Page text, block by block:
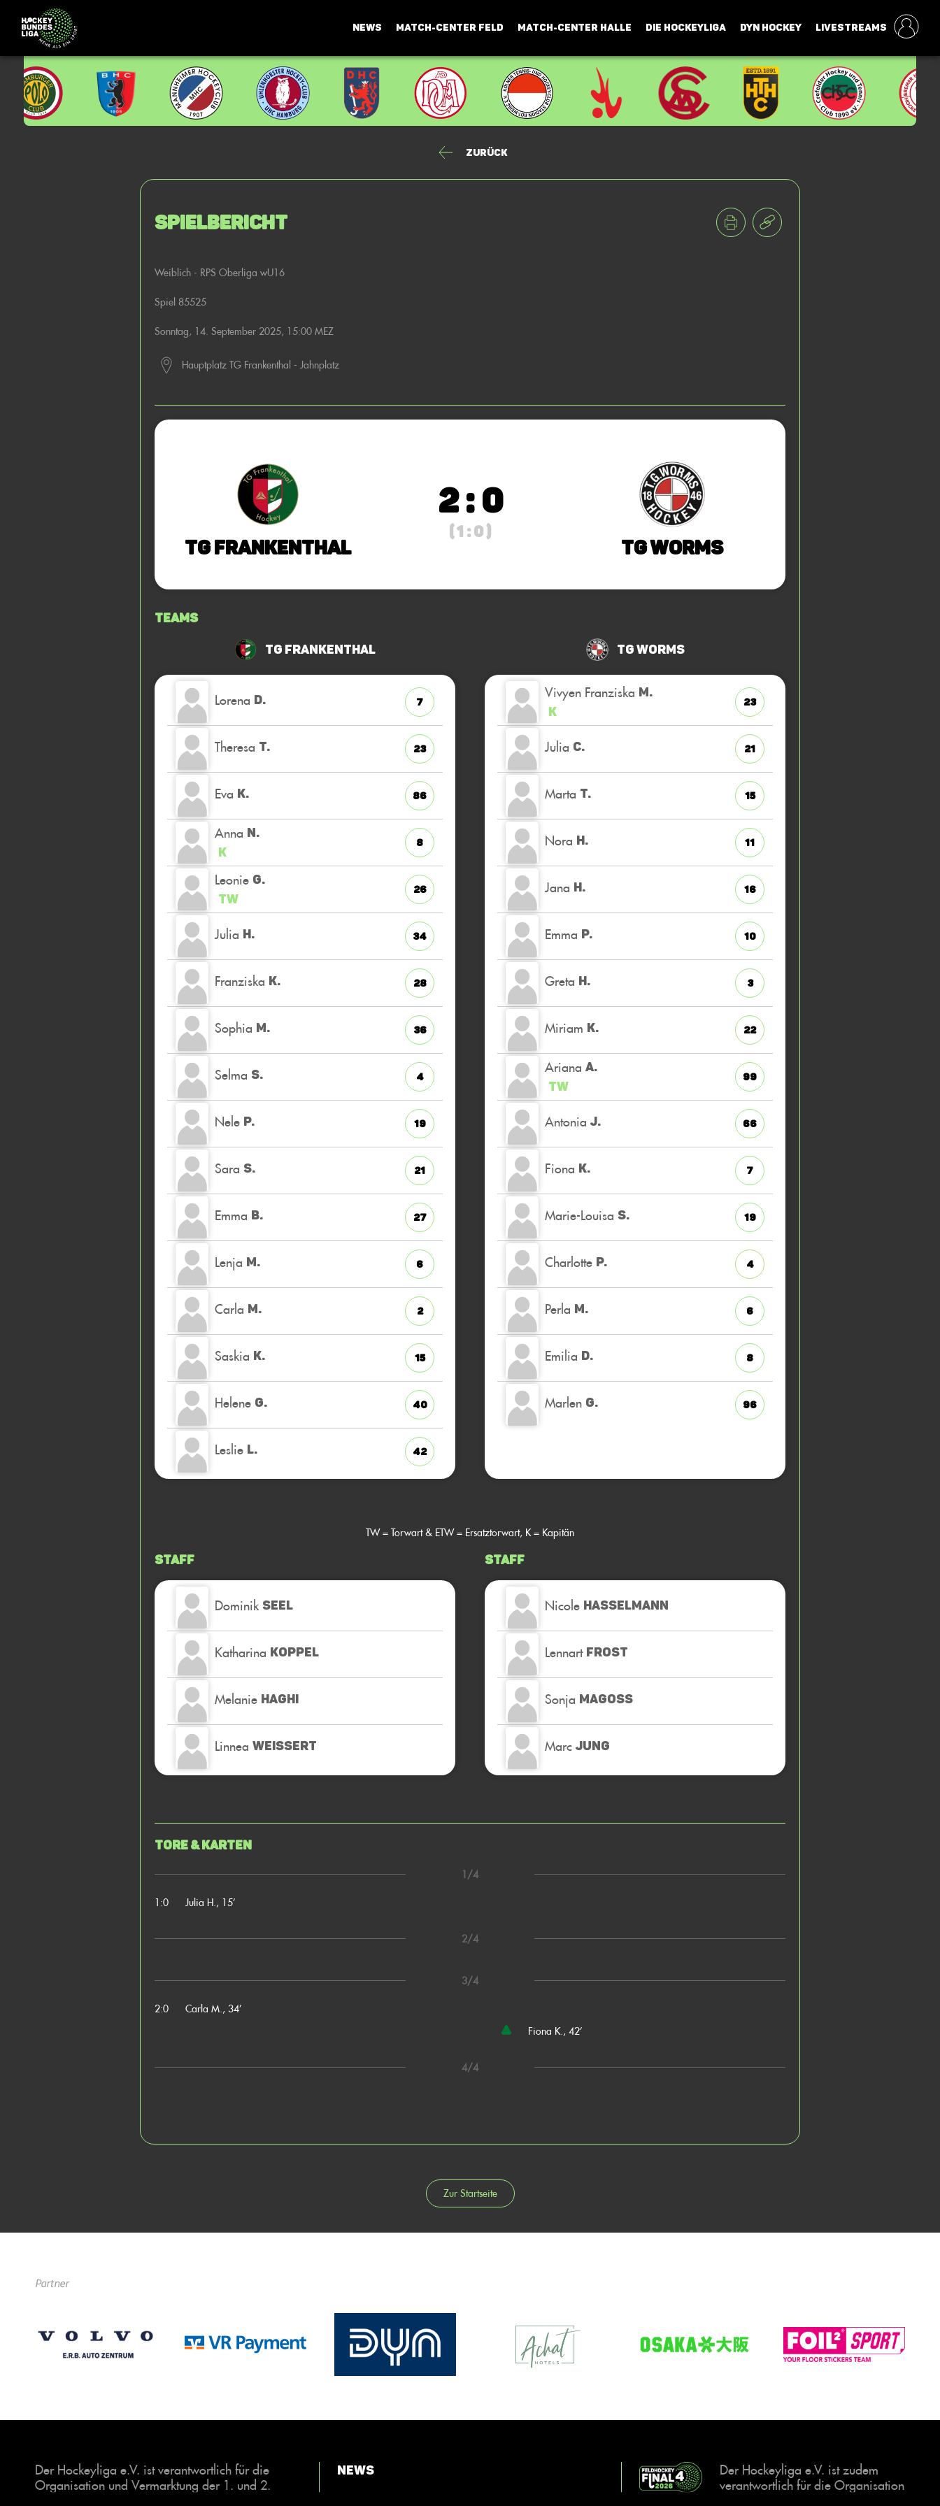
NEWS MATCH-CENTER FELD MATCH-CENTER HALLE DIE HOCKEYLIGA DYN HOCKEY LIVESTREAMS
Zurück
Spielbericht
Weiblich - RPS Oberliga wU16
Spiel 85525
Sonntag, 14. September 2025, 15:00 MEZ
Hauptplatz TG Frankenthal - Jahnplatz
TG Frankenthal
2 : 0
( 1 : 0 )
TG Worms
Teams
TG Frankenthal
Lorena D. 7
Theresa T. 23
Eva K. 86
Anna N.
K
8
Leonie G.
TW
26
Julia H. 34
Franziska K. 28
Sophia M. 36
Selma S. 4
Nele P. 19
Sara S. 21
Emma B. 27
Lenja M. 6
Carla M. 2
Saskia K. 15
Helene G. 40
Leslie L. 42
TG Worms
Vivyen Franziska M.
K
23
Julia C. 21
Marta T. 15
Nora H. 11
Jana H. 16
Emma P. 10
Greta H. 3
Miriam K. 22
Ariana A.
TW
99
Antonia J. 66
Fiona K. 7
Marie-Louisa S. 19
Charlotte P. 4
Perla M. 6
Emilia D. 8
Marlen G. 96
TW = Torwart & ETW = Ersatztorwart, K = Kapitän
Staff
Dominik SEEL
Katharina KOPPEL
Melanie HAGHI
Linnea WEISSERT
Staff
Nicole HASSELMANN
Lennart FROST
Sonja MAGOSS
Marc JUNG
Tore & Karten
1/4
1:0 Julia H., 15’
2/4
3/4
2:0
Carla M., 34’
Fiona K., 42’
4/4
Zur Startseite
Partner
Der Hockeyliga e.V. ist verantwortlich für die
Organisation und Vermarktung der 1. und 2.
News
Der Hockeyliga e.V. ist zudem
verantwortlich für die Organisation